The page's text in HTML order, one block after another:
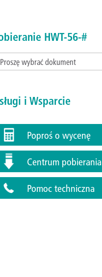
HWT-56-#
Proszę wybrać dokument
i Wsparcie
Poproś o wycenę
Centrum pobierania
Pomoc techniczna